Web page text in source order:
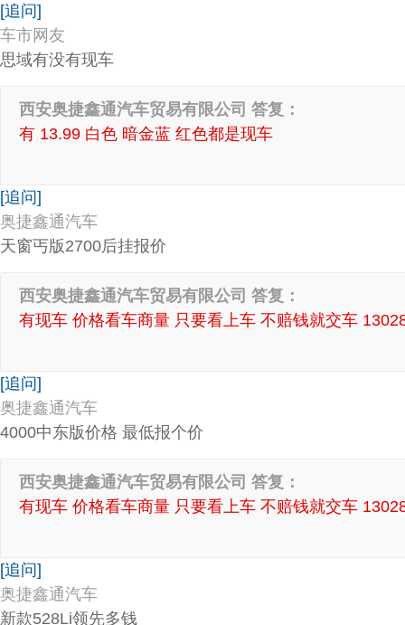
[追问]
车市网友
思域有没有现车
西安奥捷鑫通汽车贸易有限公司 答复：
有 13.99 白色 暗金蓝 红色都是现车
[追问]
奥捷鑫通汽车
天窗丐版2700后挂报价
西安奥捷鑫通汽车贸易有限公司 答复：
有现车 价格看车商量 只要看上车 不赔钱就交车
[追问]
奥捷鑫通汽车
4000中东版价格 最低报个价
西安奥捷鑫通汽车贸易有限公司 答复：
有现车 价格看车商量 只要看上车 不赔钱就交车
[追问]
奥捷鑫通汽车
新款528Li领先多钱